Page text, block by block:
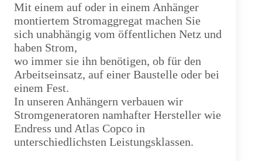
Mit einem auf oder in einem Anhänger
montiertem Stromaggregat machen Sie
sich unabhängig vom öffentlichen Netz und
haben Strom,
wo immer sie ihn benötigen, ob für den
Arbeitseinsatz, auf einer Baustelle oder bei
einem Fest.
In unseren Anhängern verbauen wir
Stromgeneratoren namhafter Hersteller wie
Endress und Atlas Copco in
unterschiedlichsten Leistungsklassen.